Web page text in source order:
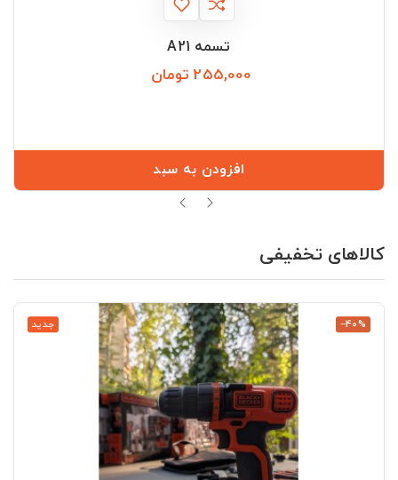
تسمه A21
255,000 تومان
افزودن به سبد
کالاهای تخفیفی
جدید ‎−40%